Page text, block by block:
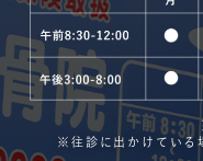
※往診に出かけている